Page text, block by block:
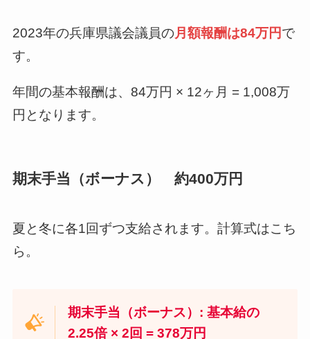
2023年の兵庫県議会議員の月額報酬は84万円で
す。
年間の基本報酬は、84万円 × 12ヶ月 = 1,008万
円となります。
期末手当（ボーナス） 約400万円
夏と冬に各1回ずつ支給されます。計算式はこち
ら。
期末手当（ボーナス）: 基本給の
2.25倍 × 2回 = 378万円